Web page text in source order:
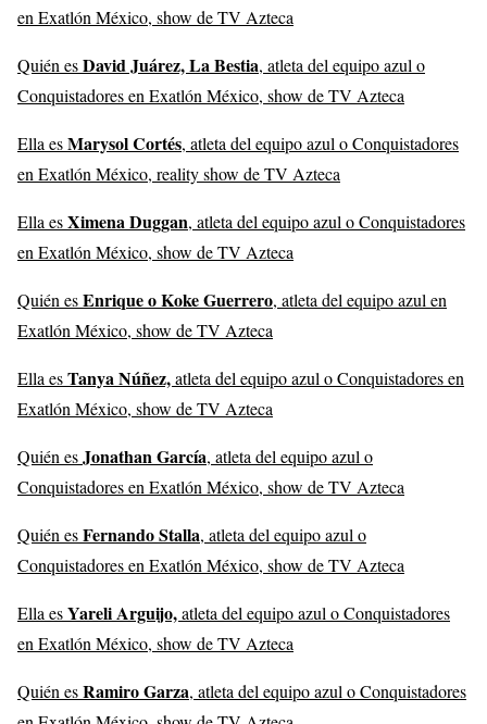
en Exatlón México, show de TV Azteca
Quién esDavid Juárez, La Bestia, atleta del equipo azul o
Conquistadores en Exatlón México, show de TV Azteca
Ella esMarysol Cortés, atleta del equipo azul o Conquistadores
en Exatlón México, reality show de TV Azteca
Ella esXimena Duggan, atleta del equipo azul o Conquistadores
en Exatlón México, show de TV Azteca
Quién esEnrique o Koke Guerrero, atleta del equipo azul en
Exatlón México, show de TV Azteca
Ella esTanya Núñez,atleta del equipo azul o Conquistadores en
Exatlón México, show de TV Azteca
Quién esJonathan García, atleta del equipo azul o
Conquistadores en Exatlón México, show de TV Azteca
Quién esFernando Stalla, atleta del equipo azul o
Conquistadores en Exatlón México, show de TV Azteca
Ella esYareli Arguijo,atleta del equipo azul o Conquistadores
en Exatlón México, show de TV Azteca
Quién esRamiro Garza, atleta del equipo azul o Conquistadores